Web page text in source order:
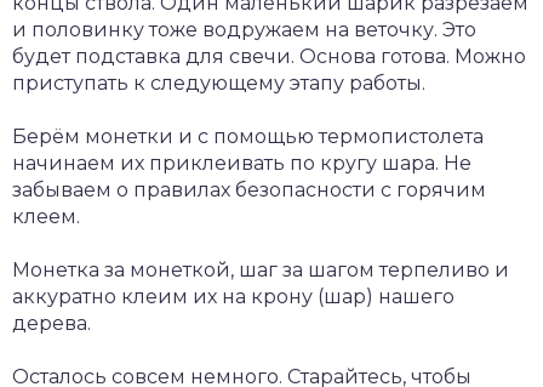
и половинку тоже водружаем на веточку. Это
будет подставка для свечи. Основа готова. Можно
приступать к следующему этапу работы.
Берём монетки и с помощью термопистолета
начинаем их приклеивать по кругу шара. Не
забываем о правилах безопасности с горячим
клеем.
Монетка за монеткой, шаг за шагом терпеливо и
аккуратно клеим их на крону (шар) нашего
дерева.
Осталось совсем немного. Старайтесь, чтобы